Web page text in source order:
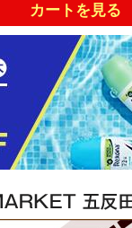
カートを見る